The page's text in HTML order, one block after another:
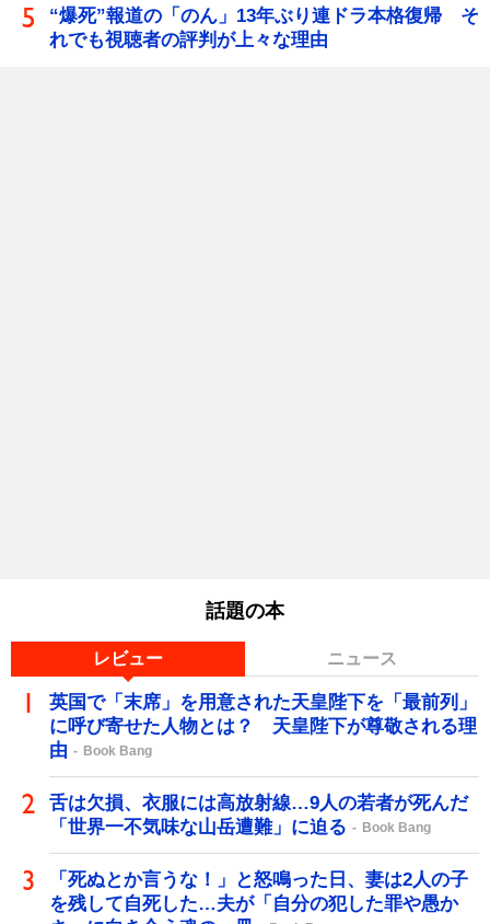
“爆死”報道の「のん」13年ぶり連ドラ本格復帰 そ
れでも視聴者の評判が上々な理由
話題の本
レビュー ニュース
英国で「末席」を用意された天皇陛下を「最前列」
に呼び寄せた人物とは？ 天皇陛下が尊敬される理
由
Book Bang
舌は欠損、衣服には高放射線…9人の若者が死んだ
「世界一不気味な山岳遭難」に迫る
Book Bang
「死ぬとか言うな！」と怒鳴った日、妻は2人の子
を残して自死した…夫が「自分の犯した罪や愚か